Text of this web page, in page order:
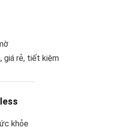
giá rẻ, tiết kiệm
khỏe